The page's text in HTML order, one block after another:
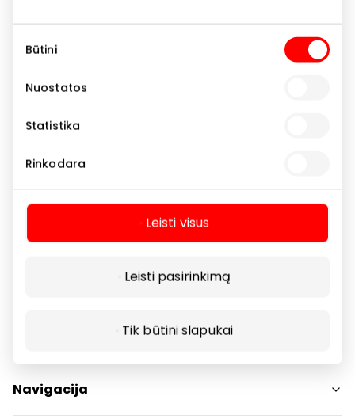
pasirinkimas
Būtini
Nuostatos
Statistika
Rinkodara
Leisti visus
Leisti pasirinkimą
Tik būtini slapukai
Akcijos trukmė
Nuo 2026.06.01
EUROVAISTINĖS kortelę, perkant Kauno Akropolio
EUROVAISTINĖJE. Dovanų kiekis ribotas.
Navigacija